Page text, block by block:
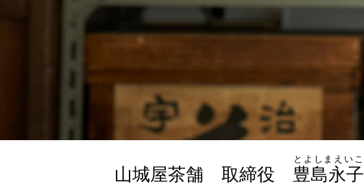
山城屋茶舗 取締役 豊島永子
とよしまえいこ